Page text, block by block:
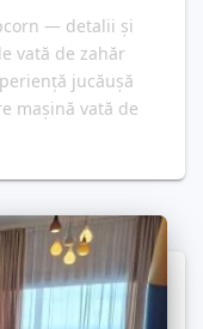
— detalii și
vată de zahăr
jucăușă
mașină vată de